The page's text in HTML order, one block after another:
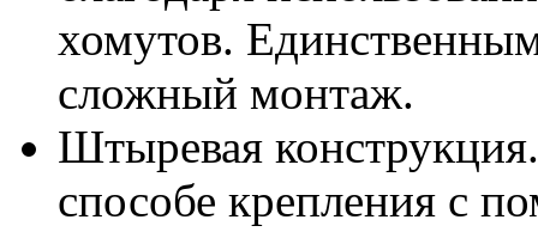
хомутов.
сложный монтаж.
Штыревая
способе крепления с